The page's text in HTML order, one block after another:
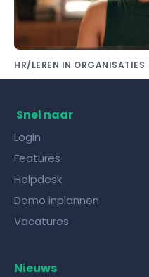
HR/LEREN IN ORGANISATIES
Snel naar
Login
Features
Helpdesk
Demo inplannen
Vacatures
Nieuws